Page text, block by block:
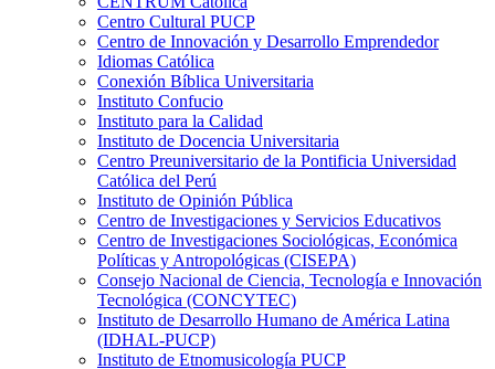
Centro Cultural PUCP
Centro de Innovación y Desarrollo Emprendedor
Idiomas Católica
Conexión Bíblica Universitaria
Instituto Confucio
Instituto para la Calidad
Instituto de Docencia Universitaria
Centro Preuniversitario de la Pontificia Universidad
Católica del Perú
Instituto de Opinión Pública
Centro de Investigaciones y Servicios Educativos
Centro de Investigaciones Sociológicas, Económica
Políticas y Antropológicas (CISEPA)
Consejo Nacional de Ciencia, Tecnología e Innovación
Tecnológica (CONCYTEC)
Instituto de Desarrollo Humano de América Latina
(IDHAL-PUCP)
Instituto de Etnomusicología PUCP